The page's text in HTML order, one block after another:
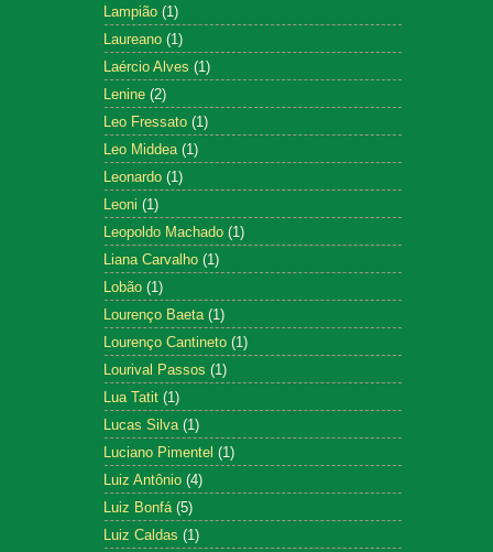
Lampião (1)
Laureano (1)
Laércio Alves (1)
Lenine (2)
Leo Fressato (1)
Leo Middea (1)
Leonardo (1)
Leoni (1)
Leopoldo Machado (1)
Liana Carvalho (1)
Lobão (1)
Lourenço Baeta (1)
Lourenço Cantineto (1)
Lourival Passos (1)
Lua Tatit (1)
Lucas Silva (1)
Luciano Pimentel (1)
Luiz Antônio (4)
Luiz Bonfá (5)
Luiz Caldas (1)